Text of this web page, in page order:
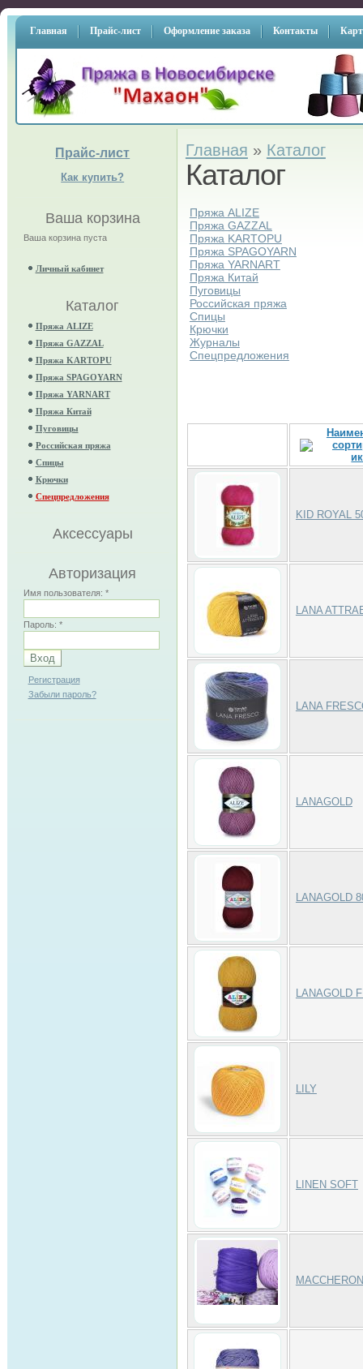
Главная Прайс-лист Оформление заказа Контакты
Прайс-лист
Как купить?
Ваша корзина
Ваша корзина пуста
Личный кабинет
Каталог
Пряжа ALIZE
Пряжа GAZZAL
Пряжа KARTOPU
Пряжа SPAGOYARN
Пряжа YARNART
Пряжа Китай
Пуговицы
Российская пряжа
Спицы
Крючки
Спецпредложения
Аксессуары
Авторизация
Имя пользователя: *
Пароль: *
Регистрация
Забыли пароль?
Главная » Каталог
Каталог
Пряжа ALIZE
Пряжа GAZZAL
Пряжа KARTOPU
Пряжа SPAGOYARN
Пряжа YARNART
Пряжа Китай
Пуговицы
Российская пряжа
Спицы
Крючки
Журналы
Спецпредложения
KID ROYAL
LANA
LANA
LANAGOLD
LANAGOLD
LANAGOLD
LILY
LINEN SOFT